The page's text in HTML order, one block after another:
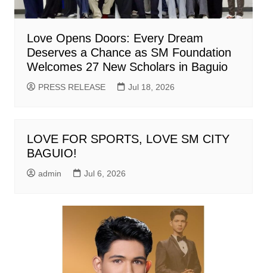
Love Opens Doors: Every Dream
Deserves a Chance as SM Foundation
Welcomes 27 New Scholars in Baguio
PRESS RELEASE Jul 18, 2026
LOVE FOR SPORTS, LOVE SM CITY
BAGUIO!
admin Jul 6, 2026